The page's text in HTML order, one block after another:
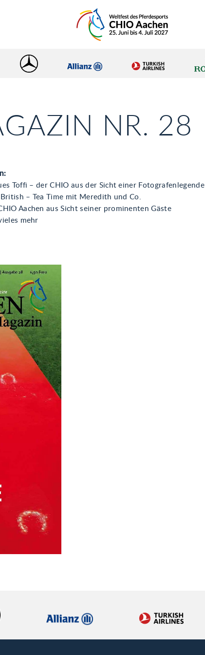
NR. 28
Toffi – der CHIO aus der Sicht einer Fotografenlegende
– Tea Time mit Meredith und Co.
Aachen aus Sicht seiner prominenten Gäste
mehr